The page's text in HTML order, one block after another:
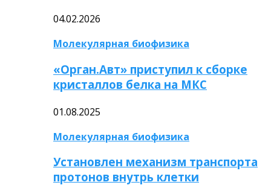
04.02.2026
Молекулярная биофизика
«Орган.Авт» приступил к сборке
кристаллов белка на МКС
01.08.2025
Молекулярная биофизика
Установлен механизм транспорта
протонов внутрь клетки